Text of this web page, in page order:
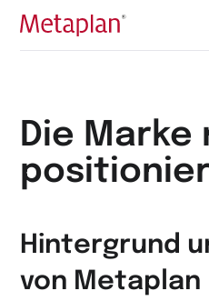
Zur
Die Marke
Hintergrund
von Metaplan